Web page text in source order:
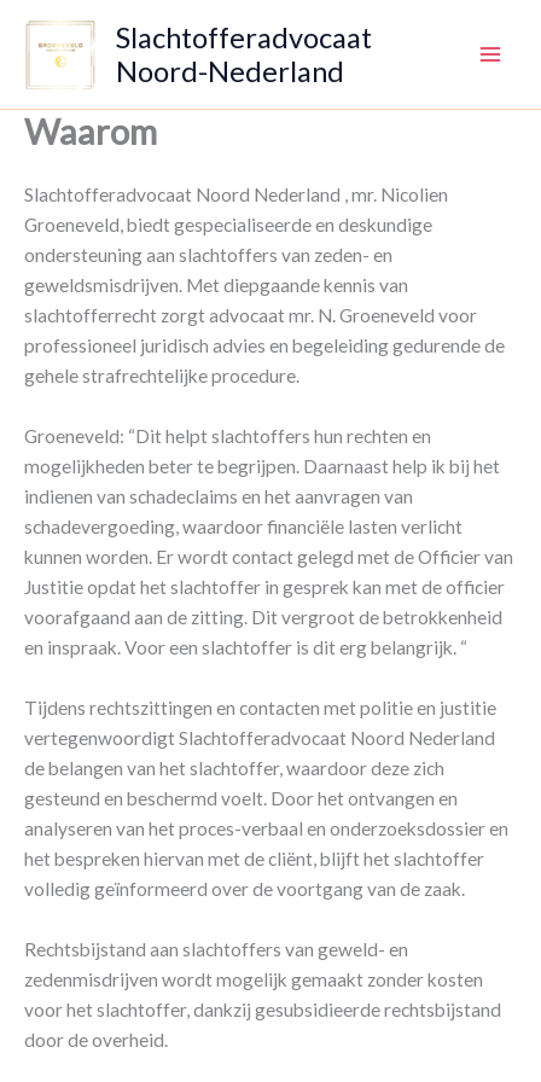
inhoud
Slachtofferadvocaat
Noord-Nederland
Waarom
Slachtofferadvocaat Noord Nederland , mr. Nicolien
Groeneveld, biedt gespecialiseerde en deskundige
ondersteuning aan slachtoffers van zeden- en
geweldsmisdrijven. Met diepgaande kennis van
slachtofferrecht zorgt advocaat mr. N. Groeneveld voor
professioneel juridisch advies en begeleiding gedurende de
gehele strafrechtelijke procedure.
Groeneveld: “Dit helpt slachtoffers hun rechten en
mogelijkheden beter te begrijpen. Daarnaast help ik bij het
indienen van schadeclaims en het aanvragen van
schadevergoeding, waardoor financiële lasten verlicht
kunnen worden. Er wordt contact gelegd met de Officier van
Justitie opdat het slachtoffer in gesprek kan met de officier
voorafgaand aan de zitting. Dit vergroot de betrokkenheid
en inspraak. Voor een slachtoffer is dit erg belangrijk. “
Tijdens rechtszittingen en contacten met politie en justitie
vertegenwoordigt Slachtofferadvocaat Noord Nederland
de belangen van het slachtoffer, waardoor deze zich
gesteund en beschermd voelt. Door het ontvangen en
analyseren van het proces-verbaal en onderzoeksdossier en
het bespreken hiervan met de cliënt, blijft het slachtoffer
volledig geïnformeerd over de voortgang van de zaak.
Rechtsbijstand aan slachtoffers van geweld- en
zedenmisdrijven wordt mogelijk gemaakt zonder kosten
voor het slachtoffer, dankzij gesubsidieerde rechtsbijstand
door de overheid.